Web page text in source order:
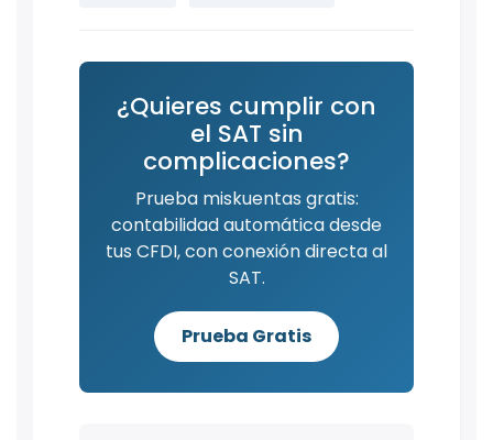
¿Quieres cumplir con
el SAT sin
complicaciones?
Prueba miskuentas gratis:
contabilidad automática desde
tus CFDI, con conexión directa al
SAT.
Prueba Gratis